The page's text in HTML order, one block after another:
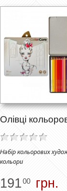
Олівці
Набір кольорових
кольори
19100 грн.